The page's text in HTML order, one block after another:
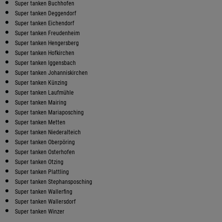
Super tanken Buchhofen
Super tanken Deggendorf
Super tanken Eichendorf
Super tanken Freudenheim
Super tanken Hengersberg
Super tanken Hofkirchen
Super tanken Iggensbach
Super tanken Johanniskirchen
Super tanken Künzing
Super tanken Laufmühle
Super tanken Mairing
Super tanken Mariaposching
Super tanken Metten
Super tanken Niederalteich
Super tanken Oberpöring
Super tanken Osterhofen
Super tanken Otzing
Super tanken Plattling
Super tanken Stephansposching
Super tanken Wallerfing
Super tanken Wallersdorf
Super tanken Winzer